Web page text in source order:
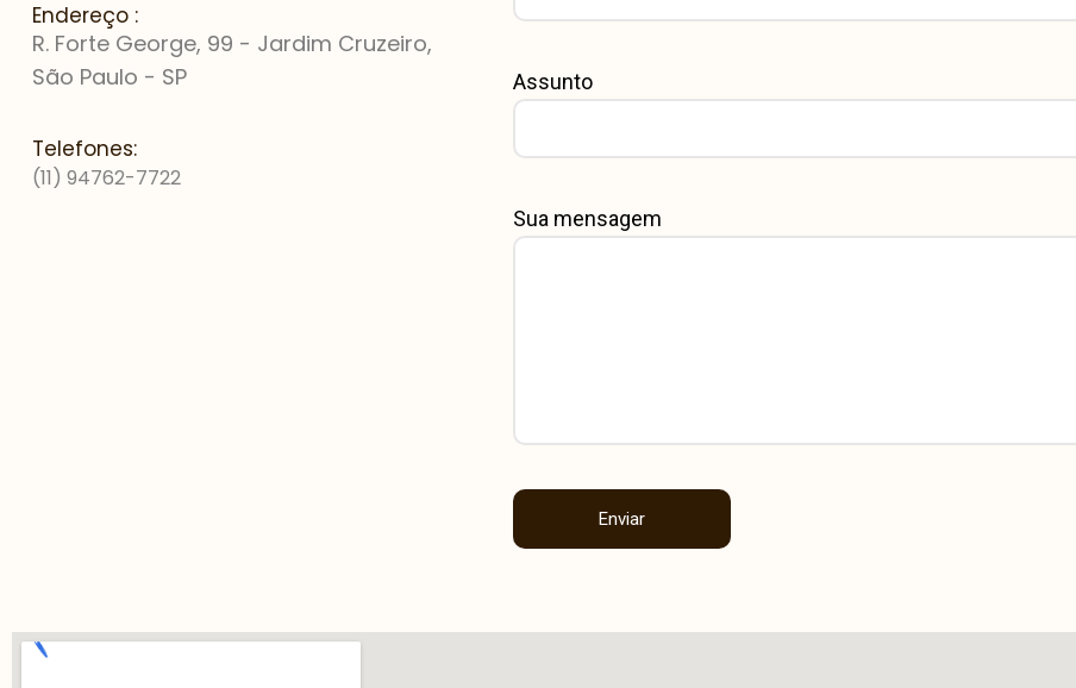
Endereço :
R. Forte George, 99 - Jardim Cruzeiro,
São Paulo - SP
Telefones:
(11) 94762-7722
Assunto
Sua mensagem